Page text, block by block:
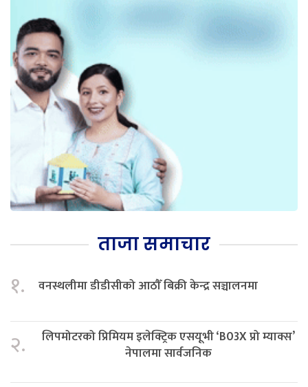
ताजा समाचार
१. वनस्थलीमा डीडीसीको आठौँ बिक्री केन्द्र सञ्चालनमा
२.
लिपमोटरको प्रिमियम इलेक्ट्रिक एसयूभी ‘B03X प्रो म्याक्स’
नेपालमा सार्वजनिक